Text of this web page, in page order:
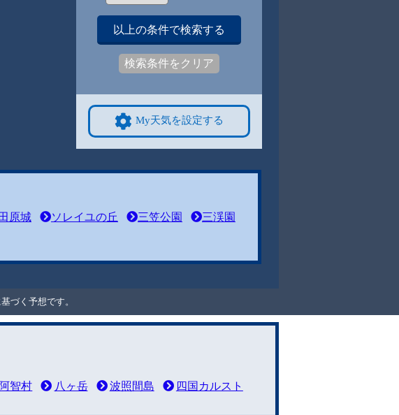
以上の条件で検索する
検索条件をクリア
My天気を設定する
原城 ソレイユの丘 三笠公園
三渓園
づく予想です。
阿智村 八ヶ岳 波照間島 四国カルスト